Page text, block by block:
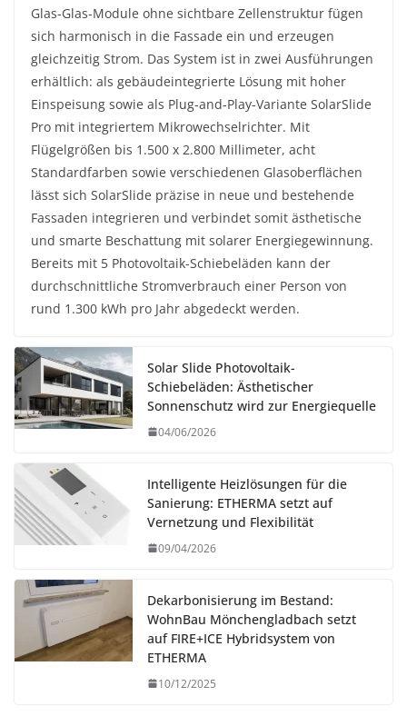
Glas-Glas-Module ohne sichtbare Zellenstruktur fügen
sich harmonisch in die Fassade ein und erzeugen
gleichzeitig Strom. Das System ist in zwei Ausführungen
erhältlich: als gebäudeintegrierte Lösung mit hoher
Einspeisung sowie als Plug-and-Play-Variante SolarSlide
Pro mit integriertem Mikrowechselrichter. Mit
Flügelgrößen bis 1.500 x 2.800 Millimeter, acht
Standardfarben sowie verschiedenen Glasoberflächen
lässt sich SolarSlide präzise in neue und bestehende
Fassaden integrieren und verbindet somit ästhetische
und smarte Beschattung mit solarer Energiegewinnung.
Bereits mit 5 Photovoltaik-Schiebeläden kann der
durchschnittliche Stromverbrauch einer Person von
rund 1.300 kWh pro Jahr abgedeckt werden.
Solar Slide Photovoltaik-
Schiebeläden: Ästhetischer
Sonnenschutz wird zur Energiequelle
04/06/2026
Intelligente Heizlösungen für die
Sanierung: ETHERMA setzt auf
Vernetzung und Flexibilität
09/04/2026
Dekarbonisierung im Bestand:
WohnBau Mönchengladbach setzt
auf FIRE+ICE Hybridsystem von
ETHERMA
10/12/2025